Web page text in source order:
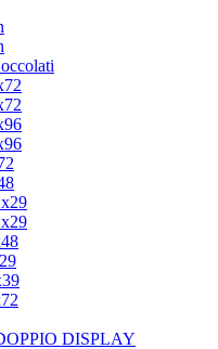
DISPLAY